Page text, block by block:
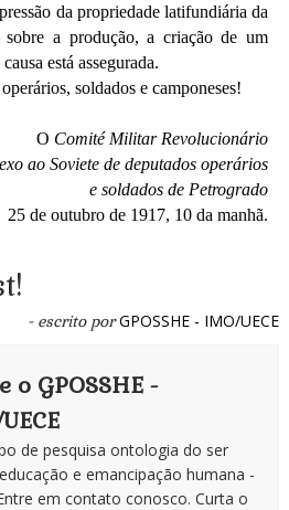
da propriedade latifundiária da
a produção, a criação de um
está assegurada.
soldados e camponeses!
O Comité Militar Revolucionário
ao Soviete de deputados operários
e soldados de Petrogrado
25 de outubro de 1917, 10 da manhã.
- escrito por GPOSSHE - IMO/UECE
o GPOSSHE -
de pesquisa ontologia do ser
e emancipação humana -
em contato conosco. Curta o